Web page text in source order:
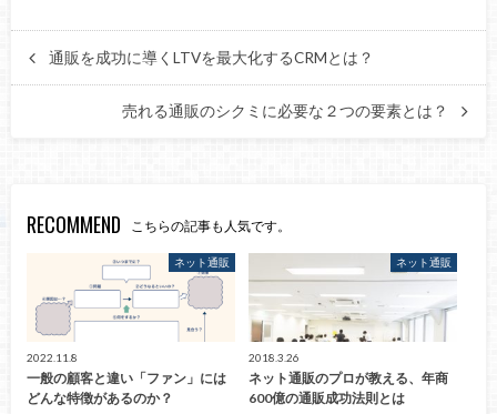
通販を成功に導くLTVを最大化するCRMとは？
売れる通販のシクミに必要な２つの要素とは？
RECOMMEND こちらの記事も人気です。
ネット通販
2022.11.8
一般の顧客と違い「ファン」には
どんな特徴があるのか？
ネット通販
2018.3.26
ネット通販のプロが教える、年商
600億の通販成功法則とは